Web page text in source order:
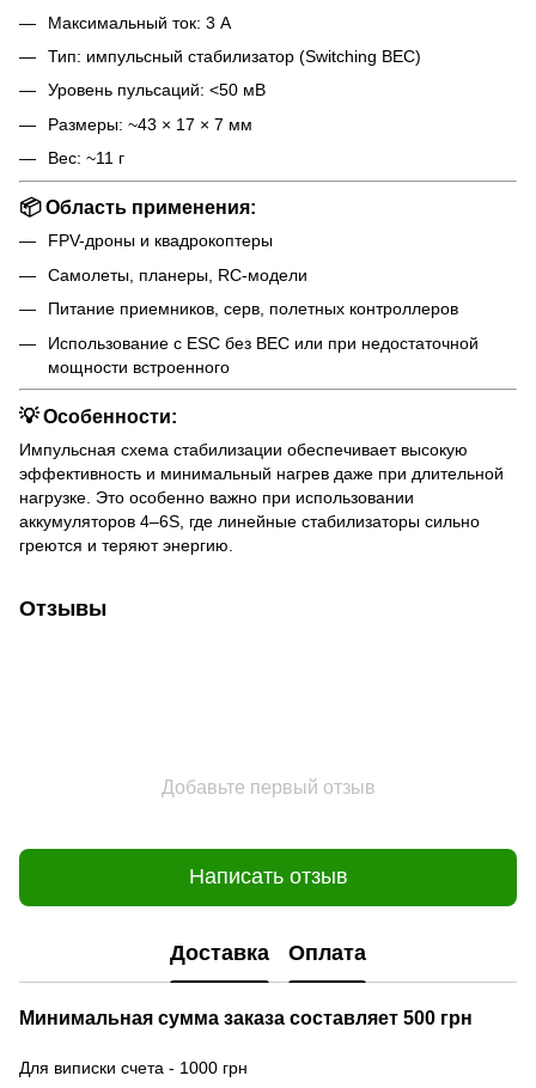
Максимальный ток: 3 А
Тип: импульсный стабилизатор (Switching BEC)
Уровень пульсаций: <50 мВ
Размеры: ~43 × 17 × 7 мм
Вес: ~11 г
📦 Область применения:
FPV-дроны и квадрокоптеры
Самолеты, планеры, RC-модели
Питание приемников, серв, полетных контроллеров
Использование с ESC без BEC или при недостаточной
мощности встроенного
💡 Особенности:
Импульсная схема стабилизации обеспечивает высокую
эффективность и минимальный нагрев даже при длительной
нагрузке. Это особенно важно при использовании
аккумуляторов 4–6S, где линейные стабилизаторы сильно
греются и теряют энергию.
Отзывы
Добавьте первый отзыв
Написать отзыв
Доставка Оплата
Минимальная сумма заказа составляет 500 грн
Для виписки счета - 1000 грн